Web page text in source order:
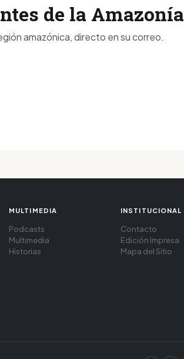
de la Amazonía
amazónica, directo en su correo.
MULTIMEDIA
Podcasts
Multimedia
Historias
INSTITUCIONAL
Contacto
Edición Impresa
Mapa del Sitio